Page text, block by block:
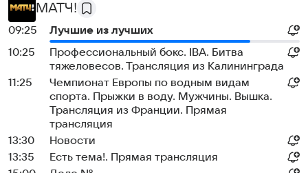
МАТЧ!
09:25
Лучшие из лучших
10:25
Профессиональный бокс. IBA. Битва
тяжеловесов. Трансляция из Калининграда
11:25
Чемпионат Европы по водным видам
спорта. Прыжки в воду. Мужчины. Вышка.
Трансляция из Франции. Прямая
трансляция
13:30
Новости
13:35
Есть тема!. Прямая трансляция